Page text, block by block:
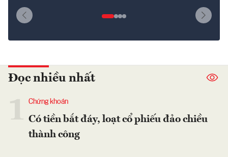
Đọc nhiều nhất
Chứng khoán
Có tiền bắt đáy, loạt cổ phiếu đảo chiều
thành công